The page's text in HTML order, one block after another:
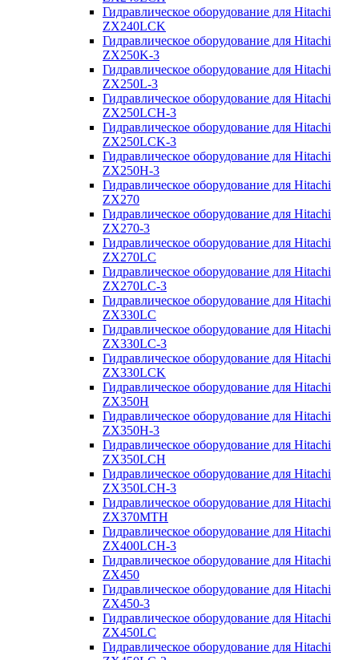
Гидравлическое оборудование для Hitachi
ZX240LCK
Гидравлическое оборудование для Hitachi
ZX250K-3
Гидравлическое оборудование для Hitachi
ZX250L-3
Гидравлическое оборудование для Hitachi
ZX250LCH-3
Гидравлическое оборудование для Hitachi
ZX250LCK-3
Гидравлическое оборудование для Hitachi
ZX250Н-3
Гидравлическое оборудование для Hitachi
ZX270
Гидравлическое оборудование для Hitachi
ZX270-3
Гидравлическое оборудование для Hitachi
ZX270LC
Гидравлическое оборудование для Hitachi
ZX270LC-3
Гидравлическое оборудование для Hitachi
ZX330LC
Гидравлическое оборудование для Hitachi
ZX330LC-3
Гидравлическое оборудование для Hitachi
ZX330LCK
Гидравлическое оборудование для Hitachi
ZX350H
Гидравлическое оборудование для Hitachi
ZX350H-3
Гидравлическое оборудование для Hitachi
ZX350LCH
Гидравлическое оборудование для Hitachi
ZX350LCH-3
Гидравлическое оборудование для Hitachi
ZX370MTH
Гидравлическое оборудование для Hitachi
ZX400LCH-3
Гидравлическое оборудование для Hitachi
ZX450
Гидравлическое оборудование для Hitachi
ZX450-3
Гидравлическое оборудование для Hitachi
ZX450LC
Гидравлическое оборудование для Hitachi